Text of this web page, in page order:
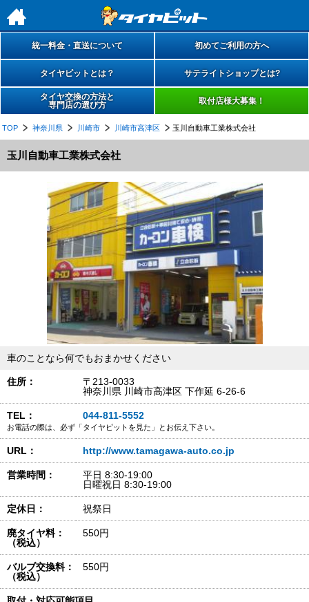
h
統一料金・直送について 初めてご利用の方へ
タイヤピットとは？ サテライトショップとは?
タイヤ交換の方法と
専門店の選び方
取付店様大募集！
TOP 神奈川県 川崎市 川崎市高津区 玉川自動車工業株式会社
玉川自動車工業株式会社
車のことなら何でもおまかせください
住所：
〒213-0033
神奈川県 川崎市高津区 下作延 6-26-6
TEL： 044-811-5552
お電話の際は、必ず「タイヤピットを見た」とお伝え下さい。
URL： http://www.tamagawa-auto.co.jp
営業時間：
平日 8:30-19:00
日曜祝日 8:30-19:00
定休日： 祝祭日
廃タイヤ料：
（税込）
550円
バルブ交換料：
（税込）
550円